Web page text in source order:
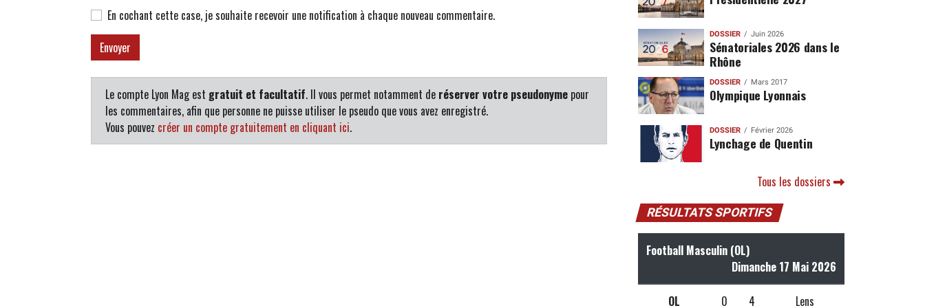
En cochant cette case, je souhaite recevoir une notification à chaque nouveau commentaire.
Le compte Lyon Mag est gratuit et facultatif. Il vous permet notamment de réserver votre pseudonyme pour
les commentaires, afin que personne ne puisse utiliser le pseudo que vous avez enregistré.
Vous pouvez créer un compte gratuitement en cliquant ici.
DOSSIER Juin 2026
Sénatoriales 2026 dans le
Rhône
DOSSIER Mars 2017
Olympique Lyonnais
DOSSIER Février 2026
Lynchage de Quentin
Tous les dossiers
RÉSULTATS SPORTIFS
Football Masculin (OL)
Dimanche 17 Mai 2026
OL 0 4 Lens